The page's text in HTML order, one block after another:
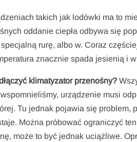
takich jak lodówki ma to
oddanie ciepła odbywa się
rurę, albo w. Coraz
znacznie spada jesienią i
klimatyzator przenośny?
urządzenie musi
Tu jednak pojawia się problem,
Można próbować ograniczyć
może to być jednak uciążliwe.